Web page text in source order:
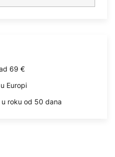
69 €
Europi
roku od 50 dana